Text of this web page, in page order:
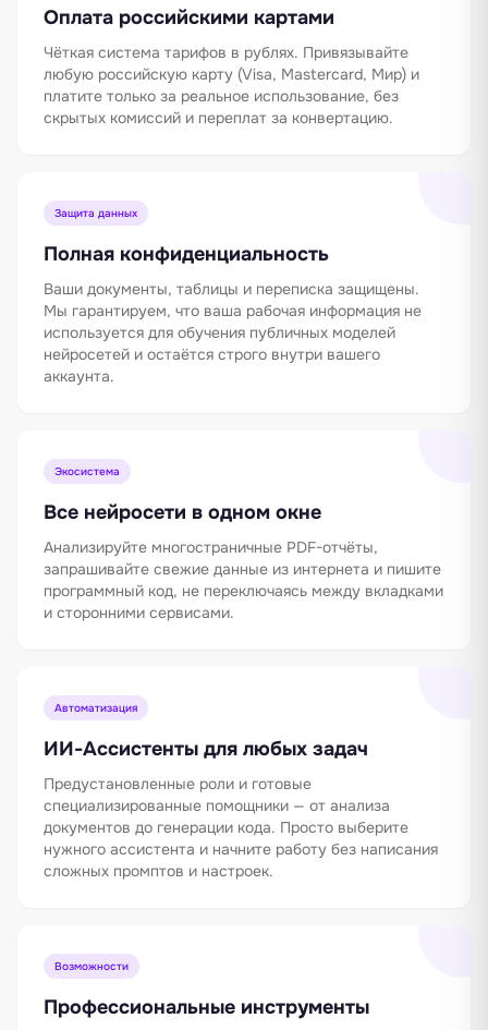
Оплата российскими картами
Чёткая система тарифов в рублях. Привязывайте
любую российскую карту (Visa, Mastercard, Мир) и
платите только за реальное использование, без
скрытых комиссий и переплат за конвертацию.
Защита данных
Полная конфиденциальность
Ваши документы, таблицы и переписка защищены.
Мы гарантируем, что ваша рабочая информация не
используется для обучения публичных моделей
нейросетей и остаётся строго внутри вашего
аккаунта.
Экосистема
Все нейросети в одном окне
Анализируйте многостраничные PDF-отчёты,
запрашивайте свежие данные из интернета и пишите
программный код, не переключаясь между вкладками
и сторонними сервисами.
Автоматизация
ИИ-Ассистенты для любых задач
Предустановленные роли и готовые
специализированные помощники — от анализа
документов до генерации кода. Просто выберите
нужного ассистента и начните работу без написания
сложных промптов и настроек.
Возможности
Профессиональные инструменты